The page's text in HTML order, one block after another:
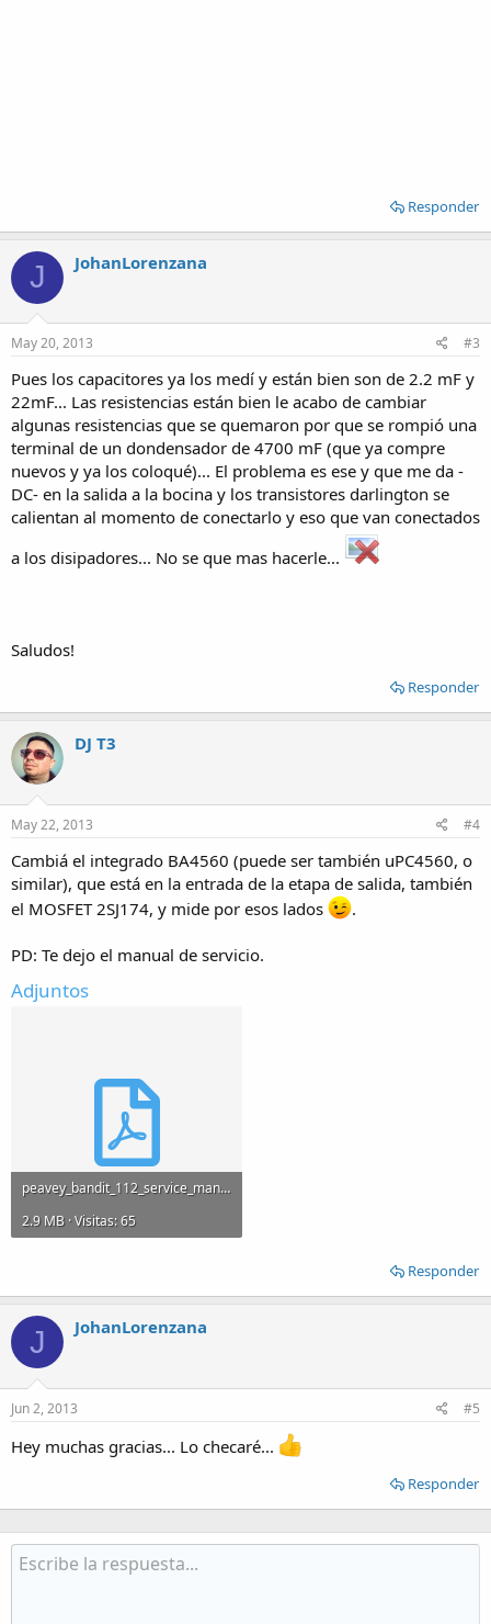
Responder
J JohanLorenzana
May 20, 2013 #3
Pues los capacitores ya los medí y están bien son de 2.2 mF y
22mF... Las resistencias están bien le acabo de cambiar
algunas resistencias que se quemaron por que se rompió una
terminal de un dondensador de 4700 mF (que ya compre
nuevos y ya los coloqué)... El problema es ese y que me da -
DC- en la salida a la bocina y los transistores darlington se
calientan al momento de conectarlo y eso que van conectados
a los disipadores... No se que mas hacerle...
Saludos!
Responder
DJ T3
May 22, 2013 #4
Cambiá el integrado BA4560 (puede ser también uPC4560, o
similar), que está en la entrada de la etapa de salida, también
el MOSFET 2SJ174, y mide por esos lados
.
PD: Te dejo el manual de servicio.
Adjuntos
peavey_bandit_112_service_manual.pdf
2.9 MB · Visitas: 65
Responder
J JohanLorenzana
Jun 2, 2013 #5
Hey muchas gracias... Lo checaré...
Responder